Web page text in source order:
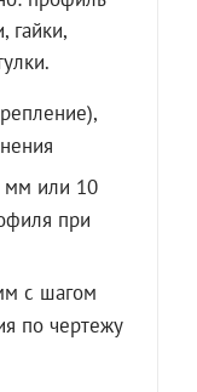
гайки,
мм или 10
при
с шагом
по чертежу